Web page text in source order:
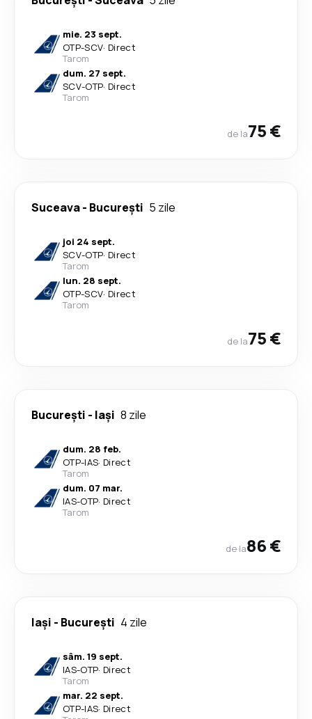
mie. 23 sept.
OTP-SCV· Direct
Tarom
dum. 27 sept.
SCV-OTP· Direct
Tarom
de la75 €
Suceava- București 5 zile
joi 24 sept.
SCV-OTP· Direct
Tarom
lun. 28 sept.
OTP-SCV· Direct
Tarom
de la75 €
București - Iași 8 zile
dum. 28 feb.
OTP-IAS· Direct
Tarom
dum. 07 mar.
IAS-OTP· Direct
Tarom
de la86 €
Iași - București 4 zile
sâm. 19 sept.
IAS-OTP· Direct
Tarom
mar. 22 sept.
OTP-IAS· Direct